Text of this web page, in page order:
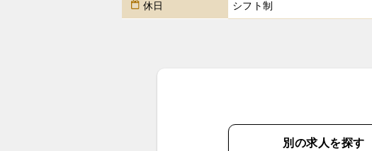
休日
シフト制
別の求人を探す